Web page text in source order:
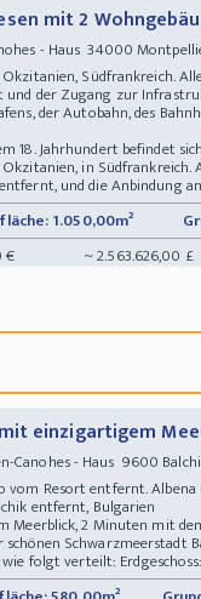
mit 2
- Haus 34000
Okzitanien, Südfrankreich.
der Zugang zur
der Autobahn, des
18. Jahrhundert befindet
Okzitanien, in
und die Anbindung
1.050,00m²
€ ~ 2.563.626,00 £
einzigartigem
Canohes - Haus 9600
Resort entfernt. Albena
entfernt, Bulgarien
Meerblick, 2 Minuten mit
Schwarzmeerstadt
folgt verteilt: